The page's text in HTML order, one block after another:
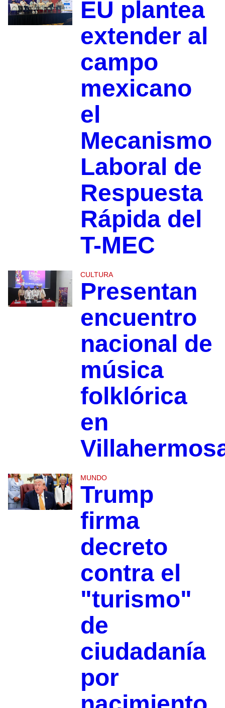
EU plantea
extender al
campo
mexicano
el
Mecanismo
Laboral de
Respuesta
Rápida del
T-MEC
CULTURA
Presentan
encuentro
nacional de
música
folklórica
en
MUNDO
Trump
firma
decreto
contra el
"turismo"
de
ciudadanía
por